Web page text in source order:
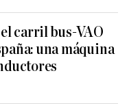
carril bus-VAO
una máquina